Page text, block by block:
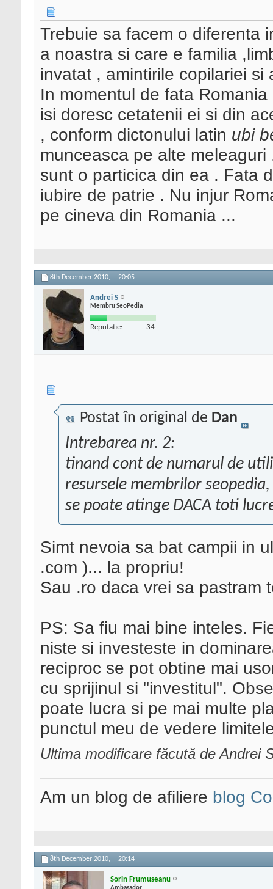
Trebuie sa facem o diferenta
a noastra si care e familia
invatat , amintirile copilariei
In momentul de fata
isi doresc cetatenii ei si din
, conform dictonului latin ubi
munceasca pe alte
sunt o particica din ea . Fata
iubire de patrie . Nu injur
pe cineva din Romania ...
8th December 2010, 20:05
Andrei S
Membru SeoPedia
Reputatie: 34
Postat în original de Dan
Intrebarea nr. 2:
tinand cont de numarul de
resursele membrilor
se poate atinge DACA toti
Simt nevoia sa bat campii in
.com )... la propriu!
Sau .ro daca vrei sa pastram
PS: Sa fiu mai bine inteles.
niste si investeste in
reciproc se pot obtine mai
cu sprijinul si "investitul".
poate lucra si pe mai multe
punctul meu de vedere
Ultima modificare făcută de Andrei
Am un blog de afiliere blog
8th December 2010, 20:14
Sorin Frumuseanu